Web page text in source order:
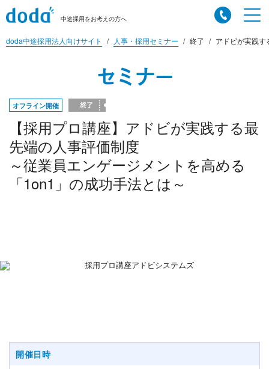
中途採用をお考えの方へ
doda中途採用法人向けサイト 人事・採用セミナー 終了 アドビが実践
セミナー
オフライン開催
【採用プロ講座】アドビが実践する最
先端の人事評価制度
～従業員エンゲージメントを高める
「1on1」の成功手法とは～
開催日時